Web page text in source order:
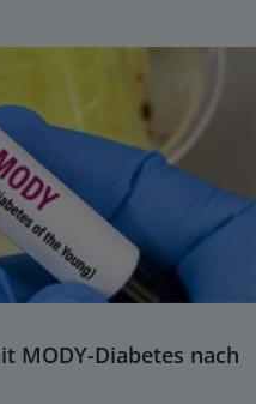
MODY-Diabetes nach